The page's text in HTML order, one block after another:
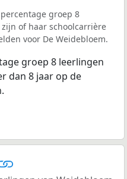
groep 8
of haar schoolcarrière
voor De Weidebloem.
groep 8 leerlingen
dan 8 jaar op de